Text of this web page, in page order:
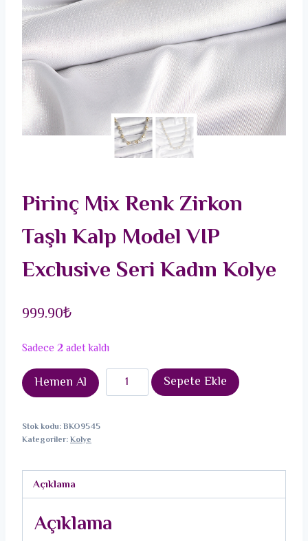
Pirinç Mix Renk Zirkon
Taşlı Kalp Model VIP
Exclusive Seri Kadın Kolye
999.90₺
Sadece 2 adet kaldı
Hemen Al
Pirinç
Mix
Kalp
Exclusive
Sepete Ekle
Stok kodu:BKO9545
Kategoriler:Kolye
Açıklama
Açıklama